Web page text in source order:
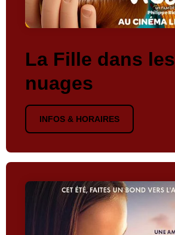
La Fille dans les
nuages
INFOS & HORAIRES